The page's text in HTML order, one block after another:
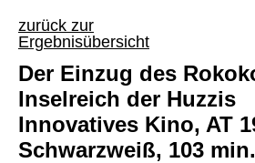
zurück zur
Ergebnisübersicht
Der Einzug des
Inselreich der Huzzis
Innovatives Kino, AT
Schwarzweiß, 103